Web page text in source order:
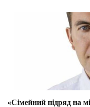
«Сімейний підряд на